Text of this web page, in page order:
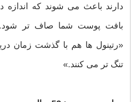
دارند باعث می شوند که اندازه
بافت پوست شما صاف تر
«رتینول ها هم با گذشت زمان
تنگ تر می کنند.»